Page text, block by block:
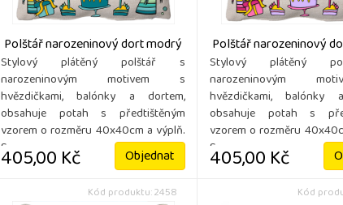
Polštář narozeninový dort modrý
Stylový plátěný polštář s
narozeninovým motivem s
hvězdičkami, balónky a dortem,
obsahuje potah s předtištěným
vzorem o rozměru 40x40cm a výplň.
S ...
405,00 Kč Objednat
Polštář narozeninový
Stylový plátěný
narozeninovým
hvězdičkami, balónky
obsahuje potah s
vzorem o rozměru
S ...
405,00 Kč
Kód produktu: 2458 Kód